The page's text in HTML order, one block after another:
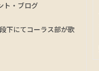
ト・ブログ
下にてコーラス部が歌